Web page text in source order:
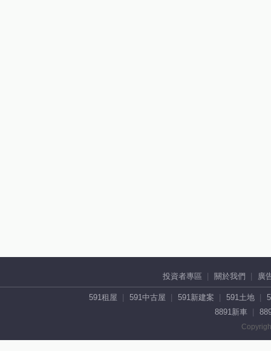
投資者專區 關於我們 廣
591租屋 591中古屋 591新建案 591土地
8891新車